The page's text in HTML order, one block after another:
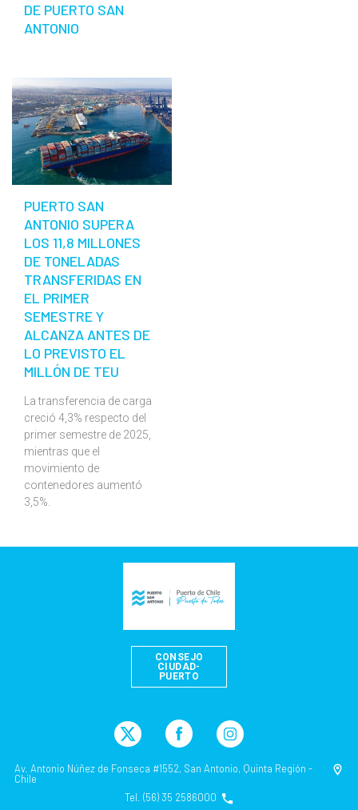
DE PUERTO SAN
ANTONIO
PUERTO SAN
ANTONIO SUPERA
LOS 11,8 MILLONES
DE TONELADAS
TRANSFERIDAS EN
EL PRIMER
SEMESTRE Y
ALCANZA ANTES DE
LO PREVISTO EL
MILLÓN DE TEU
La transferencia de carga
creció 4,3% respecto del
primer semestre de 2025,
mientras que el
movimiento de
contenedores aumentó
3,5%.
CONSEJO
CIUDAD-
PUERTO
Av. Antonio Núñez de Fonseca #1552, San Antonio, Quinta Región -
Chile
Tel. (56) 35 2586000